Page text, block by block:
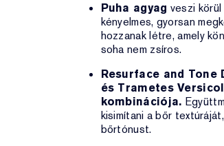
Puha agyag veszi
kényelmes, gyorsan
hozzanak létre, amely
soha nem zsíros.
Resurface and Tone
és Trametes
kombinációja.
kisimítani a bőr
bőrtónust.